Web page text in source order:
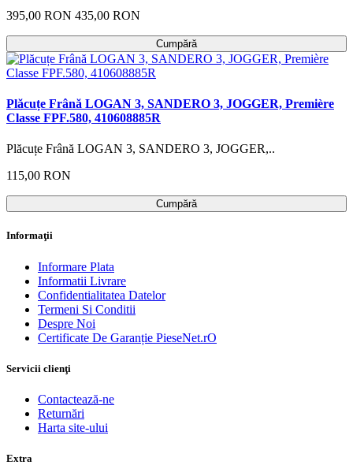
395,00 RON 435,00 RON
Cumpără
Plăcuțe Frână LOGAN 3, SANDERO 3, JOGGER, Première
Classe FPF.580, 410608885R
Plăcuțe Frână LOGAN 3, SANDERO 3, JOGGER,..
115,00 RON
Cumpără
Informaţii
Informare Plata
Informatii Livrare
Confidentialitatea Datelor
Termeni Si Conditii
Despre Noi
Certificate De Garanție PieseNet.rO
Servicii clienţi
Contactează-ne
Returnări
Harta site-ului
Extra